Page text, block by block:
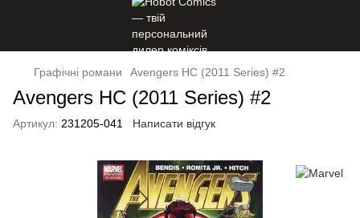
Графічні романи Avengers HC (2011 Series) #2
Avengers HC (2011 Series) #2
Артикул: 231205-041 Написати відгук